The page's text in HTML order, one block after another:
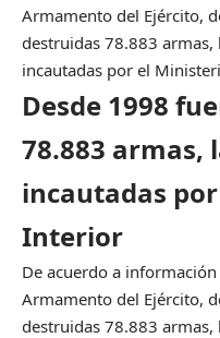
Armamento del Ejército,
destruidas 78.883
incautadas por el
Desde 1998
78.883 armas,
incautadas
Interior
De acuerdo a
Armamento del Ejército,
destruidas 78.883